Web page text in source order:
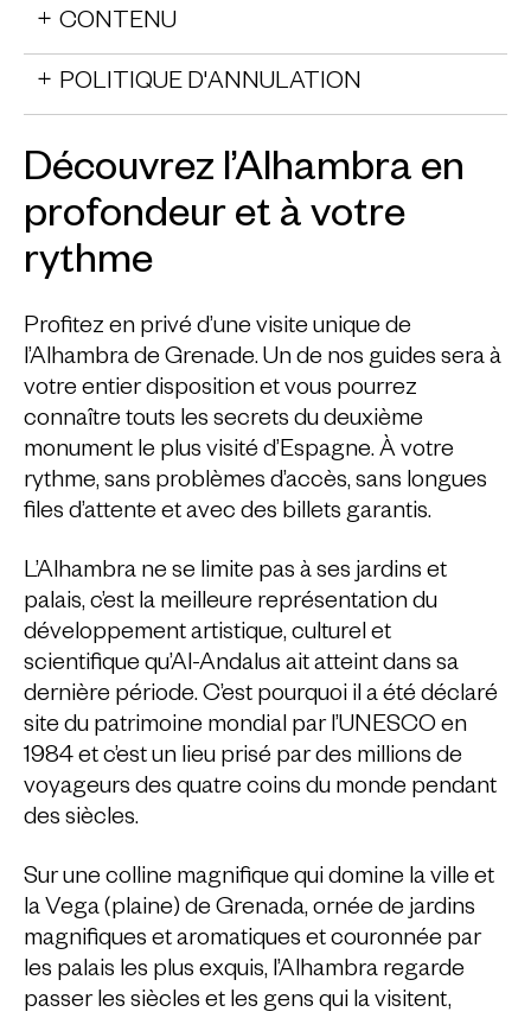
CONTENU
POLITIQUE D'ANNULATION
Découvrez l’Alhambra en
profondeur et à votre
rythme
Profitez en privé d’une visite unique de
l’Alhambra de Grenade. Un de nos guides sera à
votre entier disposition et vous pourrez
connaître touts les secrets du deuxième
monument le plus visité d’Espagne. À votre
rythme, sans problèmes d’accès, sans longues
files d’attente et avec des billets garantis.
L’Alhambra ne se limite pas à ses jardins et
palais, c’est la meilleure représentation du
développement artistique, culturel et
scientifique qu’Al-Andalus ait atteint dans sa
dernière période. C’est pourquoi il a été déclaré
site du patrimoine mondial par l’UNESCO en
1984 et c’est un lieu prisé par des millions de
voyageurs des quatre coins du monde pendant
des siècles.
Sur une colline magnifique qui domine la ville et
la Vega (plaine) de Grenada, ornée de jardins
magnifiques et aromatiques et couronnée par
les palais les plus exquis, l’Alhambra regarde
passer les siècles et les gens qui la visitent,